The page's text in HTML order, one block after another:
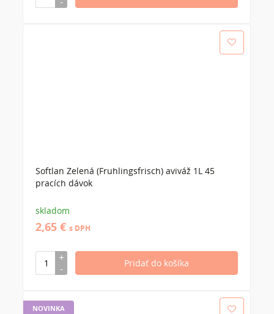
Softlan Zelená (Fruhlingsfrisch) aviváž 1L 45
pracích dávok
skladom
2,65 € s DPH
NOVINKA